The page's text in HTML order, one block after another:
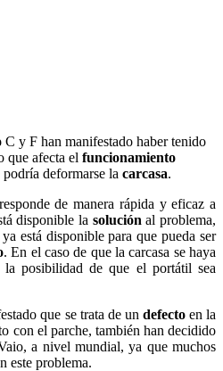
C y F han manifestado haber tenido
que afecta el funcionamiento
deformarse la carcasa.
de manera rápida y eficaz a
disponible la soluciónal problema,
está disponible para que pueda ser
. En el caso de que la carcasa se haya
la posibilidad de que el portátil sea
que se trata de un defecto en la
con el parche, también han decidido
a nivel mundial, ya que muchos
este problema.